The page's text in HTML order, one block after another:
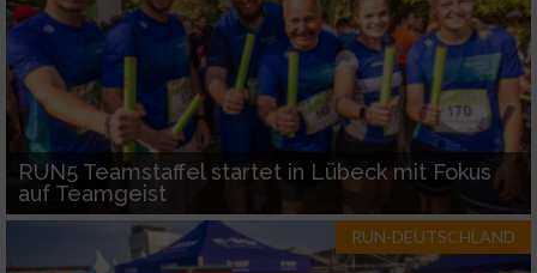
RUN5 Teamstaffel startet in Lübeck mit Fokus
auf Teamgeist
RUN-DEUTSCHLAND